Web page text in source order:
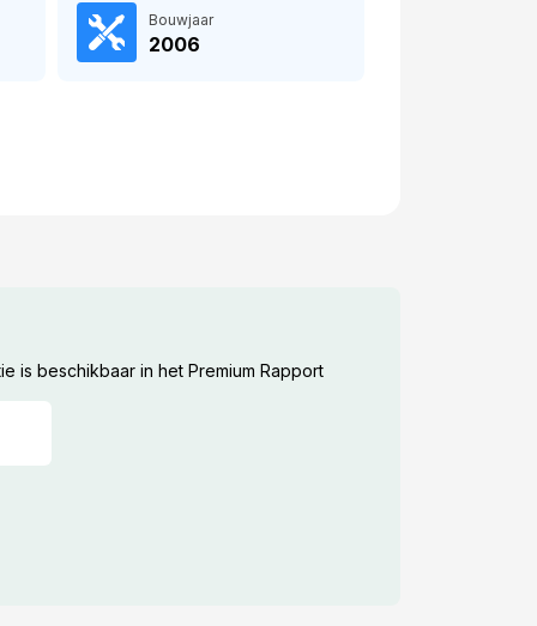
Bouwjaar
2006
is beschikbaar in het Premium Rapport